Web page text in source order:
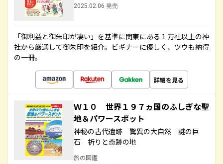
2025.02.06 発売
「御利益と御朱印が凄い」を基準に関東にある１万社以上の神
社から厳選して御朱印を紹介。ビギナーに優しく、ツウも納得
の一冊。
詳細を見る
Ｗ１０ 世界１９７ヵ国のふしぎな聖
地＆パワースポット
神秘の古代遺跡 驚異の大自然 謎の巨
石 祈りと奇跡の地
旅の図鑑